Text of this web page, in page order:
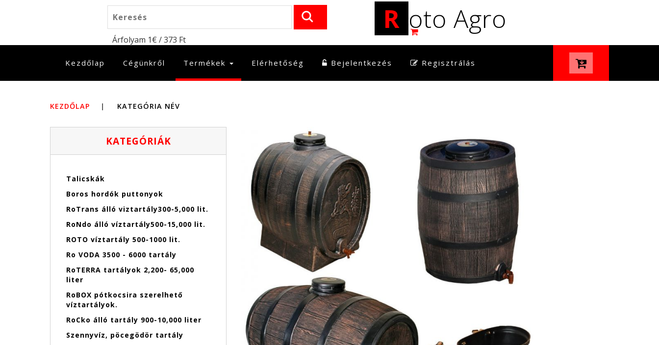
Árfolyam 1€ / 373 Ft
R oto Agro
Kezdőlap (jelenlegi)
Cégünkről Termékek Elérhetőség Bejelentkezés Regisztrálás
KEZDŐLAP | KATEGÓRIA NÉV
KATEGÓRIÁK
Talicskák
Boros hordók puttonyok
RoTrans álló viztartály300-5,000 lit.
RoNdo álló víztartály500-15,000 lit.
ROTO víztartály 500-1000 lit.
Ro VODA 3500 - 6000 tartály
RoTERRA tartályok 2,200- 65,000
liter
RoBOX pótkocsira szerelhető
víztartályok.
RoCko álló tartály 900-10,000 liter
Szennyvíz, pöcegödör tartály